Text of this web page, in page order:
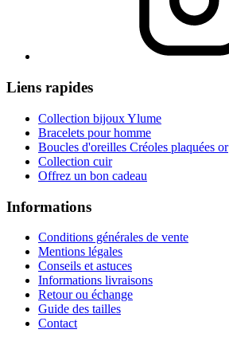
Liens rapides
Collection bijoux Ylume
Bracelets pour homme
Boucles d'oreilles Créoles plaquées or
Collection cuir
Offrez un bon cadeau
Informations
Conditions générales de vente
Mentions légales
Conseils et astuces
Informations livraisons
Retour ou échange
Guide des tailles
Contact